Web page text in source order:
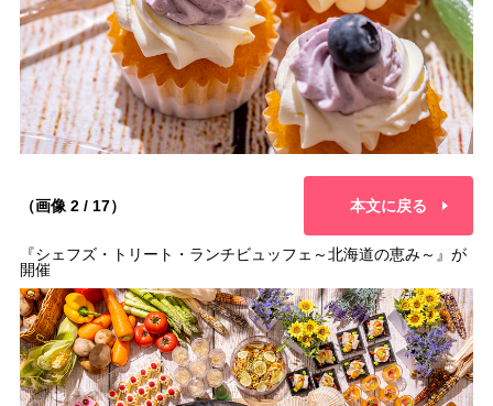
（画像 2 / 17） 本文に戻る
『シェフズ・トリート・ランチビュッフェ～北海道の恵み～』が
開催